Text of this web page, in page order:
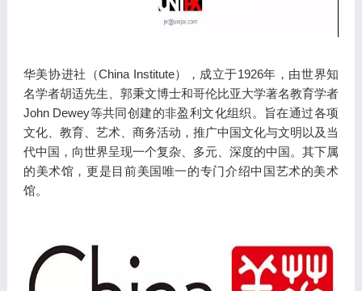
华美协进社（China Institute），成立于1926年，由世界知
名学者胡适先生、郭秉文博士和哥伦比亚大学著名教育学者
John Dewey等共同创建的非盈利文化组织。旨在通过各项
文化、教育、艺术、商务活动，推广中国文化与文明以及当
代中国，向世界呈现一个复杂、多元、深度的中国。其下属
的美术馆，更是目前美国唯一的专门介绍中国艺术的美术
馆。